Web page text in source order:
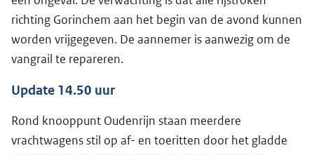
richting Gorinchem aan het begin van de avond kunnen
worden vrijgegeven. De aannemer is aanwezig om de
vangrail te repareren.
Update 14.50 uur
Rond knooppunt Oudenrijn staan meerdere
vrachtwagens stil op af- en toeritten door het gladde